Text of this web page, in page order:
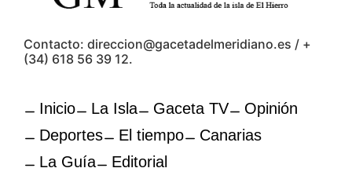
Contacto: direccion@gacetadelmeridiano.es / +
(34) 618 56 39 12.
Inicio La Isla Gaceta TV
Opinión
Deportes
El tiempo
Canarias
La Guía
Editorial